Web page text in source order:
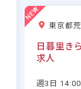
東京都あ
JR五
線「
東京都
日暮里き
求人
週3日